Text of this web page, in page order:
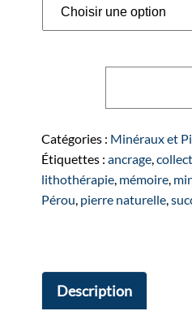
brute
cristalisée
dodécaèdrique
Catégories : Minéraux et
Étiquettes :ancrage,
lithothérapie, mémoire,
Pérou, pierre naturelle,
Description